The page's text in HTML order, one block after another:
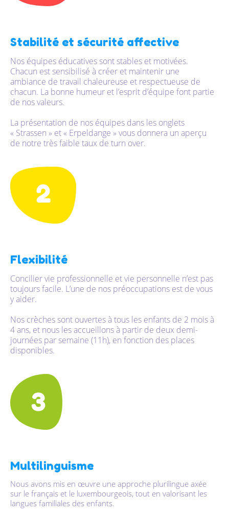
Stabilité et sécurité affective
Nos équipes éducatives sont stables et motivées.
Chacun est sensibilisé à créer et maintenir une
ambiance de travail chaleureuse et respectueuse de
chacun. La bonne humeur et l’esprit d’équipe font partie
de nos valeurs.
La présentation de nos équipes dans les onglets
« Strassen » et « Erpeldange » vous donnera un aperçu
de notre très faible taux de turn over.
Flexibilité
Concilier vie professionnelle et vie personnelle n’est pas
toujours facile. L’une de nos préoccupations est de vous
y aider.
Nos crèches sont ouvertes à tous les enfants de 2 mois à
4 ans, et nous les accueillons à partir de deux demi-
journées par semaine (11h), en fonction des places
disponibles.
Multilinguisme
Nous avons mis en œuvre une approche plurilingue axée
sur le français et le luxembourgeois, tout en valorisant les
langues familiales des enfants.